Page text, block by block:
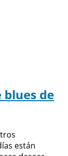
blues de
están